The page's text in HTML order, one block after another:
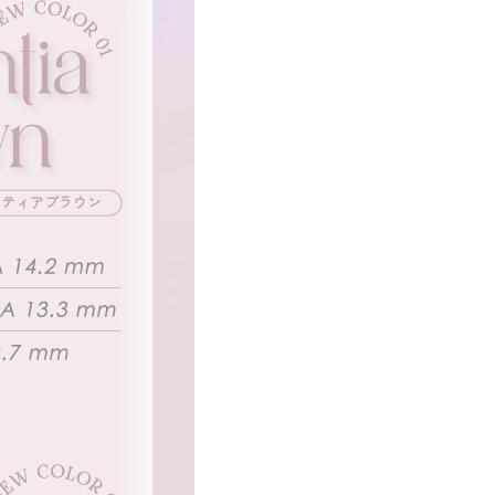
ィアブラウン